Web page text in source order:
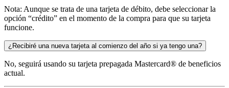
Nota: Aunque se trata de una tarjeta de débito, debe seleccionar la
opción “crédito” en el momento de la compra para que su tarjeta
funcione.
¿Recibiré una nueva tarjeta al comienzo del año si ya tengo una?
No, seguirá usando su tarjeta prepagada Mastercard® de beneficios
actual.